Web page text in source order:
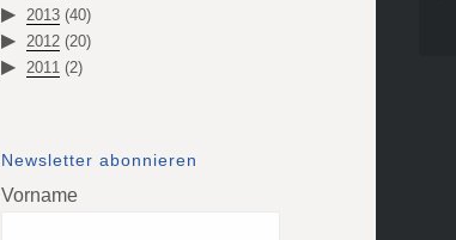
2013 (40)
2012 (20)
2011 (2)
Newsletter abonnieren
Vorname